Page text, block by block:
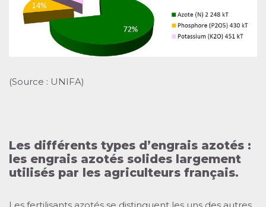
(Source : UNIFA)
Les différents types d’engrais azotés :
les engrais azotés solides largement
utilisés par les agriculteurs français.
Les fertilisants azotés se distinguent les uns des autres